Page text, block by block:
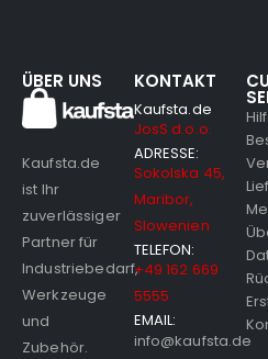
ÜBER UNS
Kaufsta.de
ist Ihr
zuverlässiger
Partner für
Industriebedarf,
Werkzeuge
und
Zubehör.
KONTAKT
Kaufsta.de
JosS d.o.o.
ADRESSE:
Sokolska 45,
Maribor,
Slowenien
TELEFON:
+49 162 669
5555
EMAIL:
info@kaufsta.de